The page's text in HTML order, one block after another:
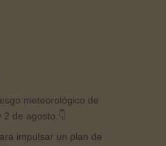
meteorológico de
de agosto.👇
impulsar un plan de